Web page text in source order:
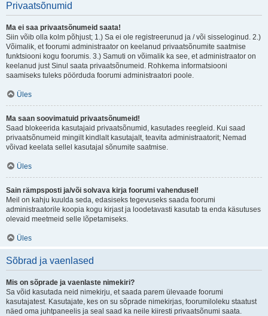
Privaatsõnumid
Ma ei saa privaatsõnumeid saata!
Siin võib olla kolm põhjust; 1.) Sa ei ole registreerunud ja / või sisseloginud. 2.)
Võimalik, et foorumi administraator on keelanud privaatsõnumite saatmise
funktsiooni kogu foorumis. 3.) Samuti on võimalik ka see, et administraator on
keelanud just Sinul saata privaatsõnumeid. Rohkema informatsiooni
saamiseks tuleks pöörduda foorumi administraatori poole.
Üles
Ma saan soovimatuid privaatsõnumeid!
Saad blokeerida kasutajaid privaatsõnumid, kasutades reegleid. Kui saad
privaatsõnumeid mingilt kindlalt kasutajalt, teavita administraatorit; Nemad
võivad keelata sellel kasutajal sõnumite saatmise.
Üles
Sain rämpsposti ja/või solvava kirja foorumi vahendusel!
Meil on kahju kuulda seda, edasiseks tegevuseks saada foorumi
administraatorile koopia kogu kirjast ja loodetavasti kasutab ta enda käsutuses
olevaid meetmeid selle lõpetamiseks.
Üles
Sõbrad ja vaenlased
Mis on sõprade ja vaenlaste nimekiri?
Sa võid kasutada neid nimekirju, et saada parem ülevaade foorumi
kasutajatest. Kasutajate, kes on su sõprade nimekirjas, foorumiloleku staatust
näed oma juhtpaneelis ja seal saad ka neile kiiresti privaatsõnumi saata.